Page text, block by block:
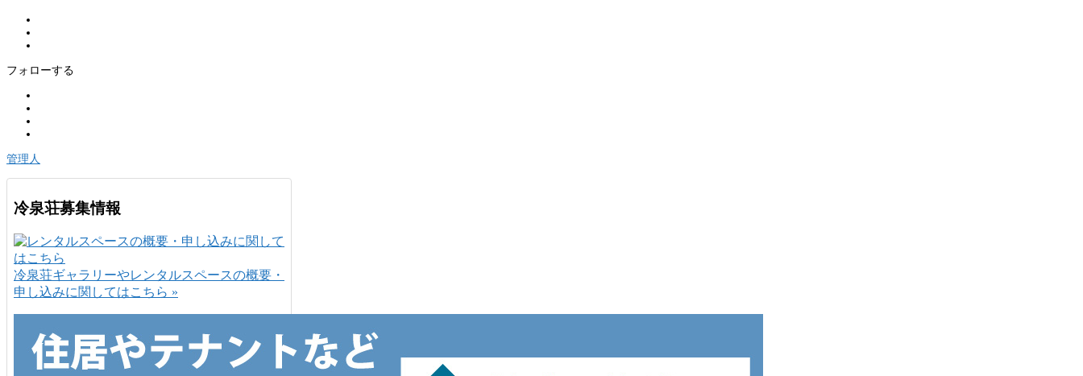
フォローする
管理人
冷泉荘募集情報
冷泉荘ギャラリーやレンタルスペースの概要・
申し込みに関してはこちら »